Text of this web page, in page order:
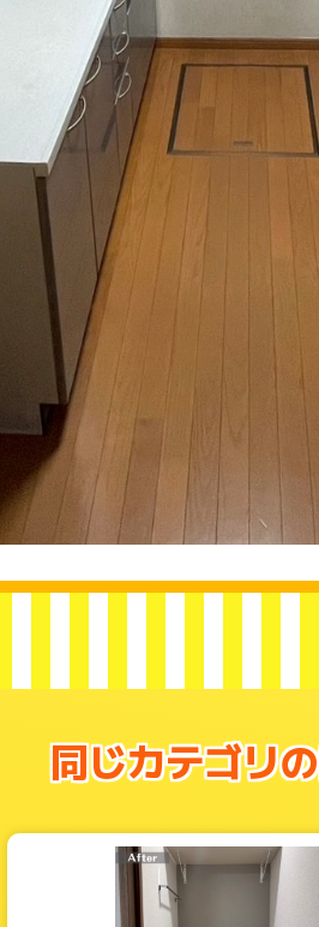
同じカテゴリ